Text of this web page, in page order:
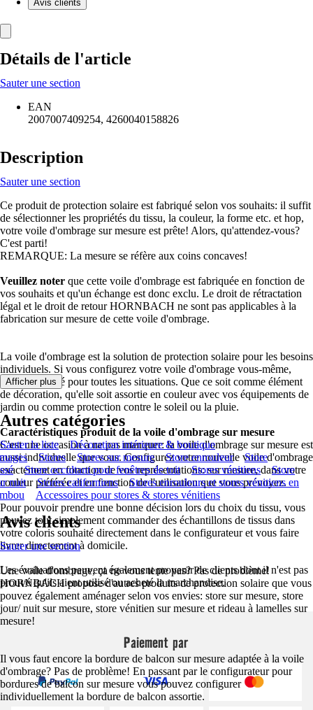
Avis clients
Détails de l'article
Sauter une section
EAN
2007007409254, 4260040158826
Description
Sauter une section
Ce produit de protection solaire est fabriqué selon vos souhaits: il suffit
de sélectionner les propriétés du tissu, la couleur, la forme etc. et hop,
votre voile d'ombrage sur mesure est prête! Alors, qu'attendez-vous?
C'est parti!
REMARQUE: La mesure se réfère aux coins concaves!
Veuillez noter que cette voile d'ombrage est fabriquée en fonction de
vos souhaits et qu'un échange est donc exclu. Le droit de rétractation
légal et le droit de retour HORNBACH ne sont pas applicables à la
fabrication sur mesure de cette voile d'ombrage.
La voile d'ombrage est la solution de protection solaire pour les besoins
individuels. Si vous configurez votre voile d'ombrage vous-même,
vous êtes armé pour toutes les situations. Que ce soit comme élément
de décoration, qu'elle soit assortie en couleur avec vos équipements de
jardin ou comme protection contre le soleil ou la pluie.
Caractéristiques produit de la voile d'ombrage sur mesure
C'est une occasion à ne pas manquer: la voile d'ombrage sur mesure est
aussi individuelle que vous. Configurez votre nouvelle voile d'ombrage
exactement en fonction de vos représentations: sur mesure, dans votre
couleur préférée et en fonction de l'utilisation que vous prévoyez.
Pour pouvoir prendre une bonne décision lors du choix du tissu, vous
pouvez tout simplement commander des échantillons de tissus dans
votre coloris souhaité directement dans le configurateur et vous faire
livrer directement à domicile.
Une voile d'ombrage, ça ne vous tente pas? Pas de problème!
HORNBACH propose d'autres produits de protection solaire que vous
pouvez également aménager selon vos envies: store sur mesure, store
jour/ nuit sur mesure, store vénitien sur mesure et rideau à lamelles sur
mesure!
Il vous faut encore la bordure de balcon sur mesure adaptée à la voile
d'ombrage? Pas de problème! En passant par le configurateur pour
bordures de balcon sur mesure vous pouvez configurer
individuellement la bordure de balcon assortie.
Afficher plus
Autres catégories
Sauter la liste
Décoration intérieure & boutique
Stores Stores sur mesure Store enrouleur
Store
Store occultant pour fenêtres de toit Stores vénitiens
Store
nuit
Stores californiens
Stores enrouleurs et stores vénitiens en
Accessoires pour stores & stores vénitiens
Avis clients
Sauter une section
Les évaluations peuvent également provenir de clients dont il n'est pas
prouvé qu'ils aient utilisé ou acheté la marchandise.
Paiement par